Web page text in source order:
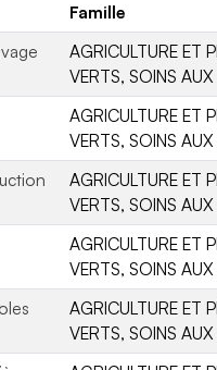
Famille
AGRICULTURE ET
VERTS, SOINS
AGRICULTURE ET
VERTS, SOINS
AGRICULTURE ET
VERTS, SOINS
AGRICULTURE ET
VERTS, SOINS
AGRICULTURE ET
VERTS, SOINS